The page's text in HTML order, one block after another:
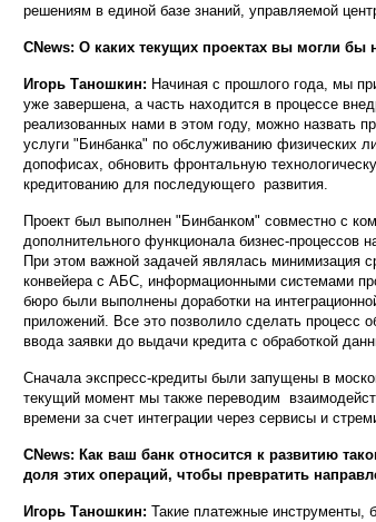
решениям в единой базе знаний, управляемой
СNews: О каких текущих проектах вы могли бы
Игорь Таношкин: Начиная с прошлого года, мы
уже завершена, а часть находится в процессе
реализованных нами в этом году, можно назвать
услуги "Бинбанка" по обслуживанию физических
допофисах, обновить фронтальную
кредитованию для последующего развития.
Проект был выполнен "Бинбанком" совместно с
дополнительного функционала бизнес-процессов
При этом важной задачей являлась минимизация
конвейера с АБС, информационными системами
бюро были выполнены доработки на
приложений. Все это позволило сделать процесс
ввода заявки до выдачи кредита с обработкой
Сначала экспресс-кредиты были запущены в
текущий момент мы также переводим
времени за счет интеграции через сервисы и
СNews: Как ваш банк относится к развитию
доля этих операций, чтобы превратить
Игорь Таношкин: Такие платежные инструменты,